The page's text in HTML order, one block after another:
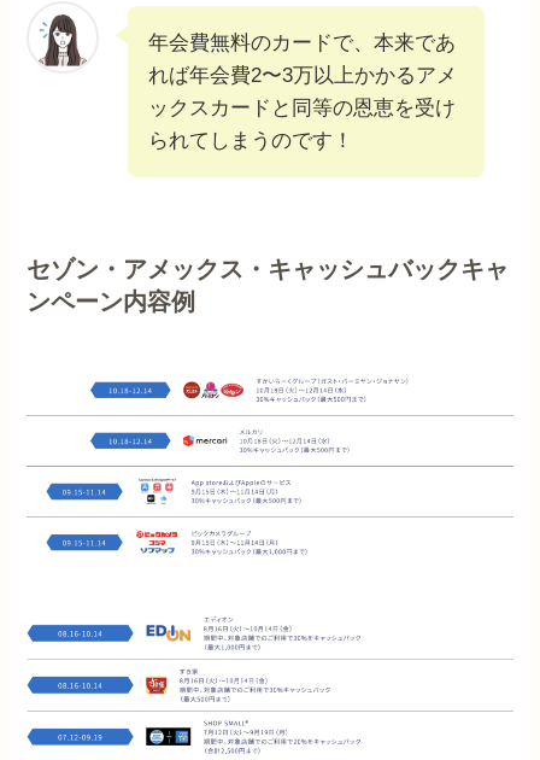
年会費無料のカードで、本来であ
れば年会費2〜3万以上かかるアメ
ックスカードと同等の恩恵を受け
られてしまうのです！
セゾン・アメックス・キャッシュバックキャ
ンペーン内容例